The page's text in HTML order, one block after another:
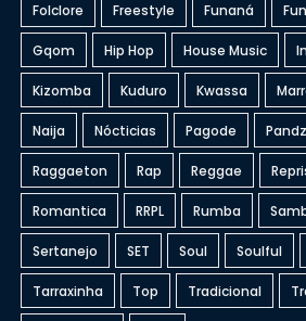
Folclore Freestyle Funaná
Gqom Hip Hop House Music
Kizomba Kuduro Kwassa
Naija Nócticias Pagode
Raggaeton Rap Reggae
Romantica RRPL Rumba
Sertanejo SET Soul Soulful
Tarraxinha Top Tradicional